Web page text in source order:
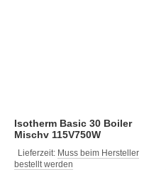
Isotherm Basic 30 Boiler
Mischv 115V750W
Lieferzeit: Muss beim Hersteller
bestellt werden